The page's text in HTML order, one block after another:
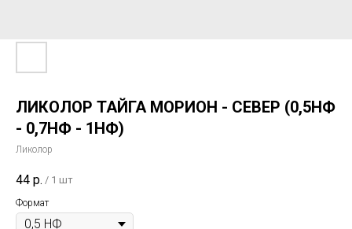
ЛИКОЛОР ТАЙГА МОРИОН - СЕВЕР (0,5НФ
- 0,7НФ - 1НФ)
Ликолор
44 р. / 1 шт
Формат